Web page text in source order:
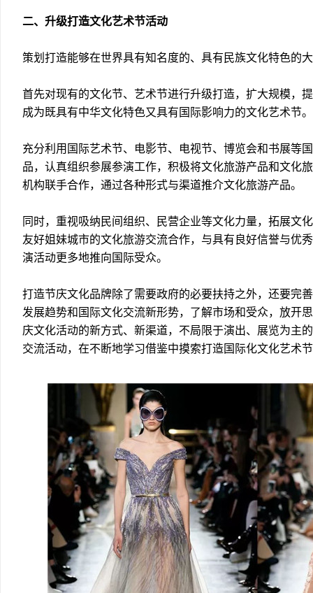
二、升级打造文化艺术节活动
策划打造能够在世界具有知名度的、具有民族文化特色的
首先对现有的文化节、艺术节进行升级打造，扩大规模，
成为既具有中华文化特色又具有国际影响力的文化艺术节。
充分利用国际艺术节、电影节、电视节、博览会和书展等
品，认真组织参展参演工作，积极将文化旅游产品和文化
机构联手合作，通过各种形式与渠道推介文化旅游产品。
同时，重视吸纳民间组织、民营企业等文化力量，拓展文
友好姐妹城市的文化旅游交流合作，与具有良好信誉与优
演活动更多地推向国际受众。
打造节庆文化品牌除了需要政府的必要扶持之外，还要完
发展趋势和国际文化交流新形势，了解市场和受众，放开
庆文化活动的新方式、新渠道，不局限于演出、展览为主
交流活动，在不断地学习借鉴中摸索打造国际化文化艺术